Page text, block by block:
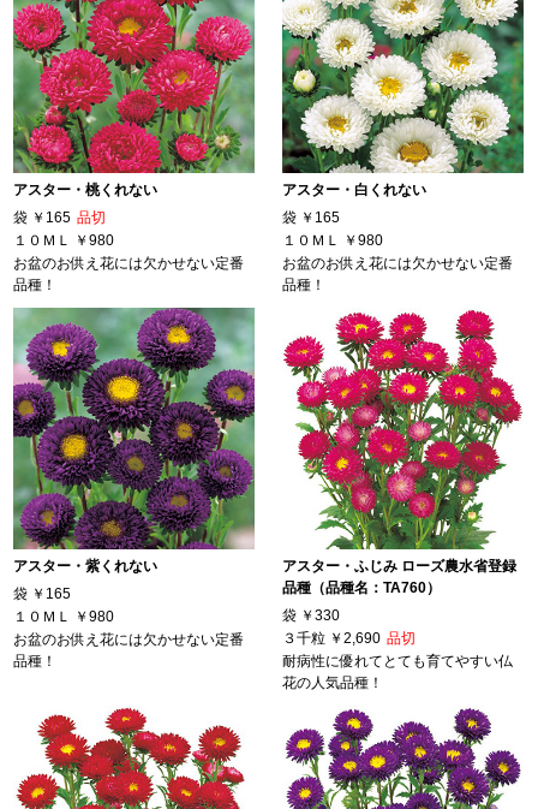
アスター・桃くれない
袋 ￥165 品切
１０ＭＬ
￥980
お盆のお供え花には欠かせない定番
品種！
アスター・白くれない
袋 ￥165
１０ＭＬ
￥980
お盆のお供え花には欠かせない定番
品種！
アスター・紫くれない
袋 ￥165
１０ＭＬ
￥980
お盆のお供え花には欠かせない定番
品種！
アスター・ふじみ ローズ農水省登録
品種（品種名：TA760）
袋 ￥330
３千粒 ￥2,690 品切
耐病性に優れてとても育てやすい仏
花の人気品種！